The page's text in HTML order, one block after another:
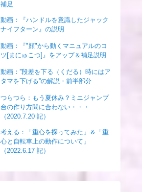
補足
動画：『ハンドルを意識したジャック
ナイフターン』の説明
動画：『"顔"から動くマニュアルのコ
ツ[まにゅこつ]』をアップ＆補足説明
動画：”段差を下る（くだる）時にはア
タマを下げる”の解説・前半部分
つらつら：もう夏休み？ミニジャンプ
台の作り方間に合わない・・・
（2020.7.20 記）
考える：「重心を探ってみた」＆「重
心と自転車上の動作について」
（2022.6.17 記）